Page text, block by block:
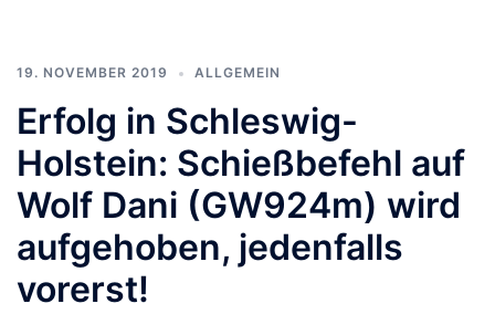
19. NOVEMBER 2019 ALLGEMEIN
Erfolg in Schleswig-
Holstein: Schießbefehl auf
Wolf Dani (GW924m) wird
aufgehoben, jedenfalls
vorerst!